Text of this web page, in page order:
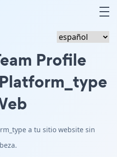
Profile
Platform_type
a tu sitio website sin